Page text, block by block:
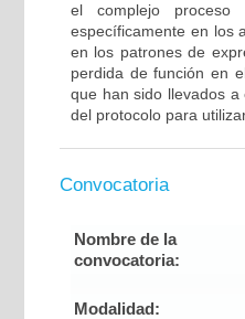
el complejo proceso
específicamente en los
en los patrones de
perdida de función en
que han sido llevados
del protocolo para
Convocatoria
Nombre de la
convocatoria:
Modalidad: